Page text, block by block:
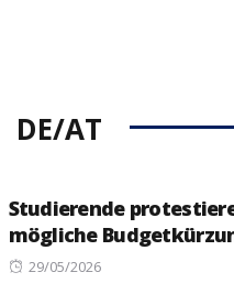
DE/AT
Studierende
mögliche
Posted
29/05/2026